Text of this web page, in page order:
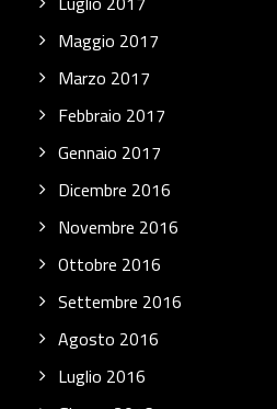
Maggio 2017
Marzo 2017
Febbraio 2017
Gennaio 2017
Dicembre 2016
Novembre 2016
Ottobre 2016
Settembre 2016
Agosto 2016
Luglio 2016